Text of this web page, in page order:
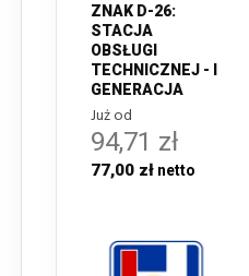
ZNAK D-26:
STACJA
OBSŁUGI
TECHNICZNEJ - I
GENERACJA
Już od
94,71 zł
77,00 zł